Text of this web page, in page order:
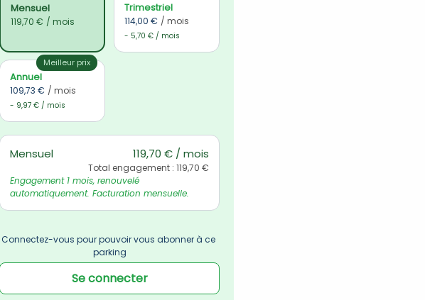
Mensuel
119,70 € / mois
Trimestriel
114,00 € / mois
- 5,70 € / mois
Meilleur prix
Annuel
109,73 € / mois
- 9,97 € / mois
Mensuel 119,70 € / mois
Total engagement : 119,70 €
Engagement 1 mois, renouvelé
automatiquement. Facturation mensuelle.
Connectez-vous pour pouvoir vous abonner à ce
parking
Se connecter